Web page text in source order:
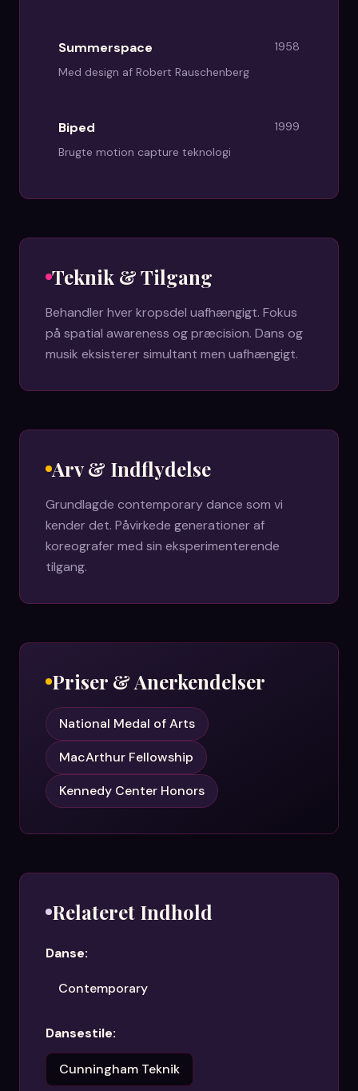
Summerspace
1958
Med design af Robert Rauschenberg
Biped
1999
Brugte motion capture teknologi
Teknik & Tilgang
Behandler hver kropsdel uafhængigt. Fokus
på spatial awareness og præcision. Dans og
musik eksisterer simultant men uafhængigt.
Arv & Indflydelse
Grundlagde contemporary dance som vi
kender det. Påvirkede generationer af
koreografer med sin eksperimenterende
tilgang.
Priser & Anerkendelser
National Medal of Arts
MacArthur Fellowship
Kennedy Center Honors
Relateret Indhold
Danse:
Contemporary
Dansestile:
Cunningham Teknik